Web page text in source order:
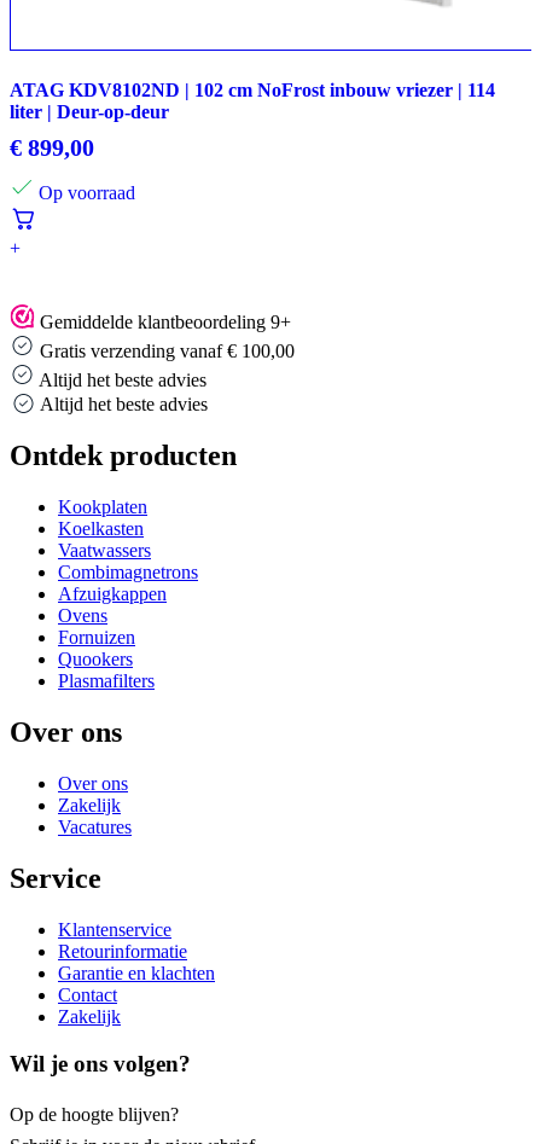
ATAG KDV8102ND | 102 cm NoFrost inbouw vriezer | 114
liter | Deur-op-deur
€ 899,00
Op voorraad
+
Gemiddelde klantbeoordeling 9+
Gratis verzending vanaf € 100,00
Altijd het beste advies
Altijd het beste advies
Ontdek producten
Kookplaten
Koelkasten
Vaatwassers
Combimagnetrons
Afzuigkappen
Ovens
Fornuizen
Quookers
Plasmafilters
Over ons
Over ons
Zakelijk
Vacatures
Service
Klantenservice
Retourinformatie
Garantie en klachten
Contact
Zakelijk
Wil je ons volgen?
Op de hoogte blijven?